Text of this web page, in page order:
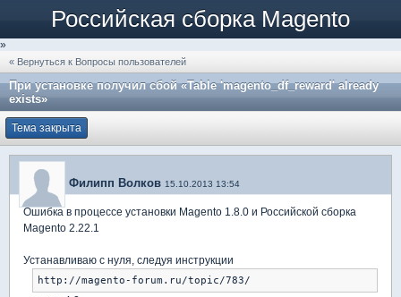
Российская сборка Magento
»
« Вернуться к Вопросы пользователей
При установке получил сбой «Table 'magento_df_reward' already
exists»
Тема закрыта
Филипп Волков 15.10.2013 13:54
Ошибка в процессе установки Magento 1.8.0 и Российской сборка
Magento 2.22.1
Устанавливаю с нуля, следуя инструкции
http://magento-forum.ru/topic/783/